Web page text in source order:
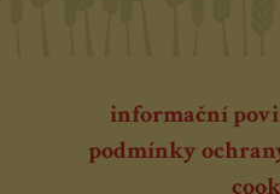
informační
podmínky